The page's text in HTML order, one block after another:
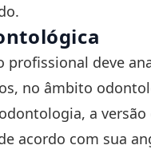
deve
no âmbito
a
acordo com sua